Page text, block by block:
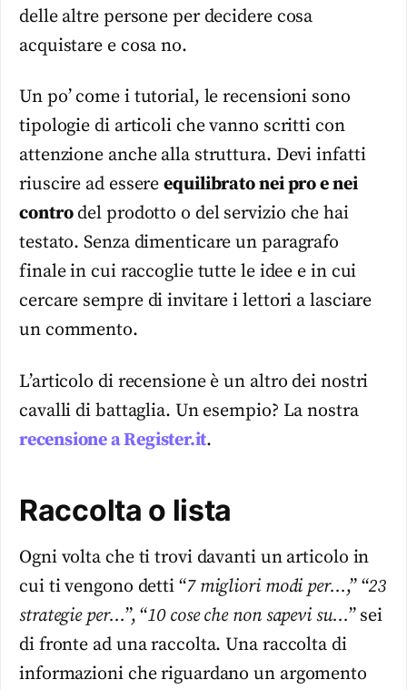
delle altre persone per decidere cosa
acquistare e cosa no.
Un po’ come i tutorial, le recensioni sono
tipologie di articoli che vanno scritti con
attenzione anche alla struttura. Devi infatti
riuscire ad essereequilibrato nei pro e nei
controdel prodotto o del servizio che hai
testato. Senza dimenticare un paragrafo
finale in cui raccoglie tutte le idee e in cui
cercare sempre di invitare i lettori a lasciare
un commento.
L’articolo di recensione è un altro dei nostri
cavalli di battaglia. Un esempio? La nostra
recensione a Register.it.
Raccolta o lista
Ogni volta che ti trovi davanti un articolo in
cui ti vengono detti “7 migliori modi per…,” “23
strategie per…”, “10 cose che non sapevi su…” sei
di fronte ad una raccolta. Una raccolta di
informazioni che riguardano un argomento